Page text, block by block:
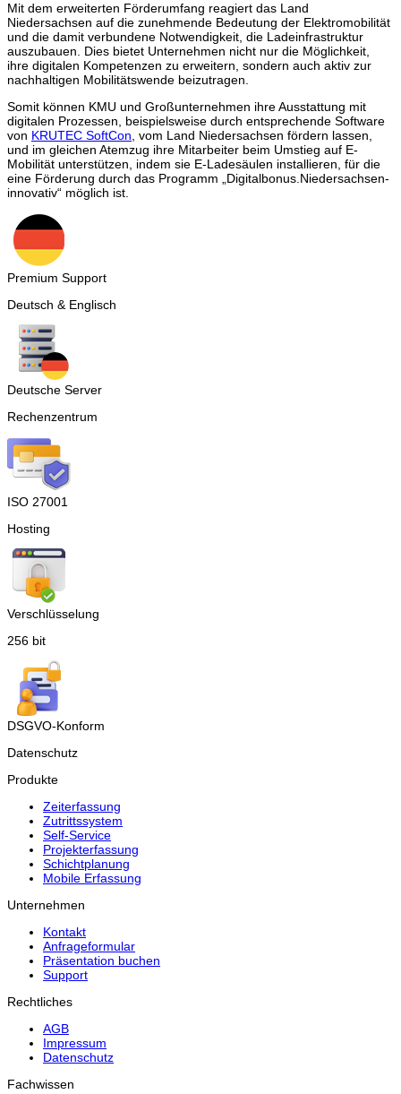
Mit dem erweiterten Förderumfang reagiert das Land
Niedersachsen auf die zunehmende Bedeutung der Elektromobilität
und die damit verbundene Notwendigkeit, die Ladeinfrastruktur
auszubauen. Dies bietet Unternehmen nicht nur die Möglichkeit,
ihre digitalen Kompetenzen zu erweitern, sondern auch aktiv zur
nachhaltigen Mobilitätswende beizutragen.
Somit können KMU und Großunternehmen ihre Ausstattung mit
digitalen Prozessen, beispielsweise durch entsprechende Software
von KRUTEC SoftCon, vom Land Niedersachsen fördern lassen,
und im gleichen Atemzug ihre Mitarbeiter beim Umstieg auf E-
Mobilität unterstützen, indem sie E-Ladesäulen installieren, für die
eine Förderung durch das Programm „Digitalbonus.Niedersachsen-
innovativ“ möglich ist.
Premium Support
Deutsch & Englisch
Deutsche Server
Rechenzentrum
ISO 27001
Hosting
Verschlüsselung
256 bit
DSGVO-Konform
Datenschutz
Produkte
Zeiterfassung
Zutrittssystem
Self-Service
Projekterfassung
Schichtplanung
Mobile Erfassung
Unternehmen
Kontakt
Anfrageformular
Präsentation buchen
Support
Rechtliches
AGB
Impressum
Datenschutz
Fachwissen